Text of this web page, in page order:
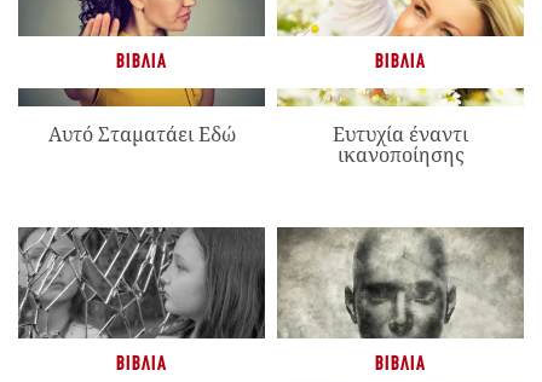
ΒΙΒΛΊΑ
Αυτό Σταματάει Εδώ
ΒΙΒΛΊΑ
Ευτυχία έναντι
ικανοποίησης
ΒΙΒΛΊΑ ΒΙΒΛΊΑ